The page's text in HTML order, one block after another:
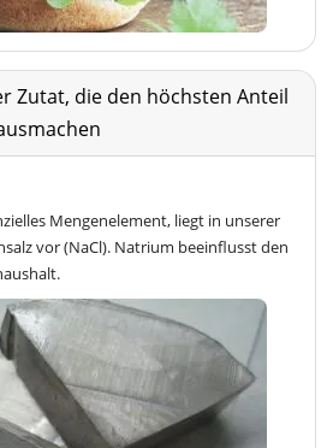
Zutat, die den höchsten Anteil
Mengenelement, liegt in unserer
vor (NaCl). Natrium beeinflusst den